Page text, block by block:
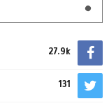
27.9k
131